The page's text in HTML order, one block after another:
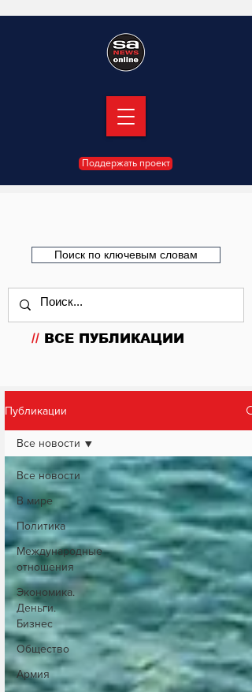
Поддержать проект
Поиск по ключевым словам
// ВСЕ ПУБЛИКАЦИИ
Публикации
Все новости
В мире
Политика
Международные
отношения
Экономика.
Деньги.
Бизнес
Общество
Армия
Все новости